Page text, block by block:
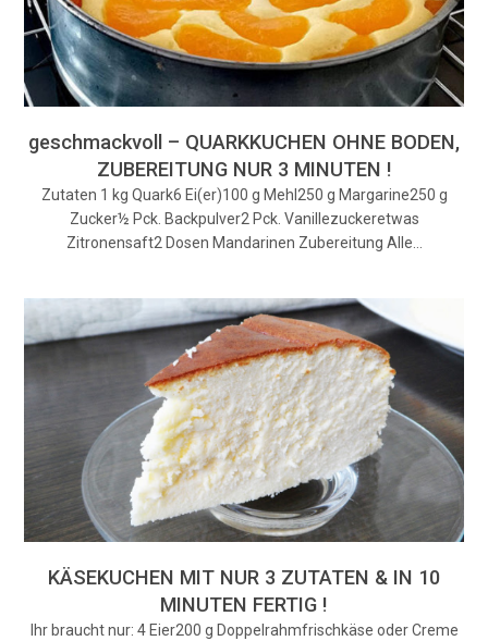
geschmackvoll – QUARKKUCHEN OHNE BODEN,
ZUBEREITUNG NUR 3 MINUTEN !
Zutaten 1 kg Quark6 Ei(er)100 g Mehl250 g Margarine250 g
Zucker½ Pck. Backpulver2 Pck. Vanillezuckeretwas
Zitronensaft2 Dosen Mandarinen Zubereitung Alle…
KÄSEKUCHEN MIT NUR 3 ZUTATEN & IN 10
MINUTEN FERTIG !
Ihr braucht nur: 4 Eier200 g Doppelrahmfrischkäse oder Creme